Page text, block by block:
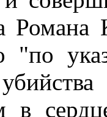
Романа
"по
в